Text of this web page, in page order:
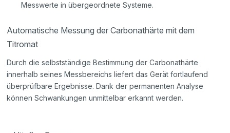
Messwerte in übergeordnete Systeme.
Automatische Messung der Carbonathärte mit dem
Titromat
Durch die selbstständige Bestimmung der Carbonathärte
innerhalb seines Messbereichs liefert das Gerät fortlaufend
überprüfbare Ergebnisse. Dank der permanenten Analyse
können Schwankungen unmittelbar erkannt werden.